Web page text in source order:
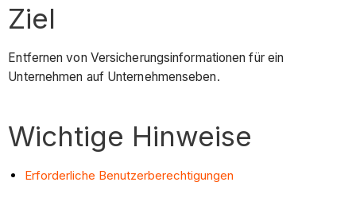
Ziel
Entfernen von Versicherungsinformationen für ein
Unternehmen auf Unternehmenseben.
Wichtige Hinweise
Erforderliche Benutzerberechtigungen